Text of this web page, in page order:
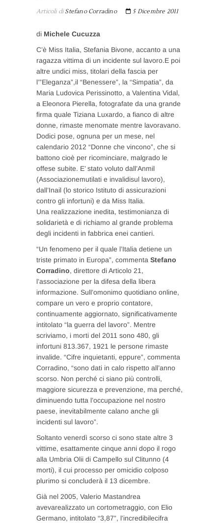
Articoli diStefano Corradino 5 Dicembre 2011
di Michele Cucuzza
C’è Miss Italia, Stefania Bivone, accanto a una
ragazza vittima di un incidente sul lavoro.E poi
altre undici miss, titolari della fascia per
l’”Eleganza”,il “Benessere”, la “Simpatia”, da
Maria Ludovica Perissinotto, a Valentina Vidal,
a Eleonora Pierella, fotografate da una grande
firma quale Tiziana Luxardo, a fianco di altre
donne, rimaste menomate mentre lavoravano.
Dodici pose, ognuna per un mese, nel
calendario 2012 “Donne che vincono”, che si
battono cioè per ricominciare, malgrado le
offese subite. E’ stato voluto dall’Anmil
(Associazionemutilati e invalidisul lavoro),
dall’Inail (lo storico Istituto di assicurazioni
contro gli infortuni) e da Miss Italia.
Una realizzazione inedita, testimonianza di
solidarietà e di richiamo al grande problema
degli incidenti in fabbrica enei cantieri.
“Un fenomeno per il quale l’Italia detiene un
triste primato in Europa”, commenta Stefano
Corradino, direttore di Articolo 21,
l’associazione per la difesa della libera
informazione. Sull’omonimo quotidiano online,
compare un vero e proprio contatore,
continuamente aggiornato, significativamente
intitolato “la guerra del lavoro”. Mentre
scriviamo, i morti del 2011 sono 480, gli
infortuni 813.367, 1921 le persone rimaste
invalide. “Cifre inquietanti, eppure”, commenta
Corradino, “sono dati in calo rispetto all’anno
scorso. Non perché ci siano più controlli,
maggiore sicurezza e prevenzione, ma perché,
diminuendo tutta l’occupazione nel nostro
paese, inevitabilmente calano anche gli
incidenti sul lavoro”.
Soltanto venerdì scorso ci sono state altre 3
vittime, esattamente cinque anni dopo il rogo
alla Umbria Olii di Campello sul Clitunno (4
morti), il cui processo per omicidio colposo
plurimo si concluderà il 13 dicembre.
Già nel 2005, Valerio Mastandrea
avevarealizzato un cortometraggio, con Elio
Germano, intitolato “3,87”, l’incredibilecifra